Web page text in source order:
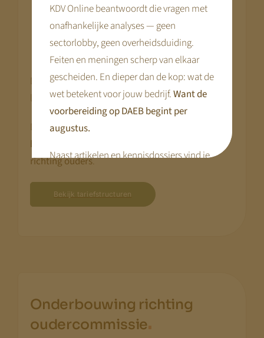
gemiddelde uren per kind
bezetting en volumebasis
omzet per plaats
verdeling van prijsstijgingen
Differentiatie werkt echter alleen wanneer zij
logisch en uitlegbaar is.
Daarom koppelen we tariefstructuur altijd aan
bezettingslogica, volumedoelen en legitimiteit
richting ouders.
Bekijk tariefstructuren
Onderbouwing richting
oudercommissie.
KDV Online beantwoordt die vragen met
onafhankelijke analyses — geen
sectorlobby, geen overheidsduiding.
Feiten en meningen scherp van elkaar
gescheiden. En dieper dan de kop: wat de
wet betekent voor jouw bedrijf.Want de
voorbereiding op DAEB begint per
augustus.
Naast artikelen en kennisdossiers vind je
voorbereiding concreet maken.
Jeroen Pernot